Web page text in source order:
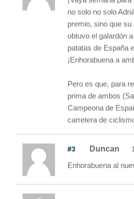
no solo no solo
premio, sino que
obtuvo el galardón
patatas de España
¡Enhorabuena a
Pero es que, para
prima de ambos
Campeona de
carretera de
#3 Duncan
Enhorabuena al